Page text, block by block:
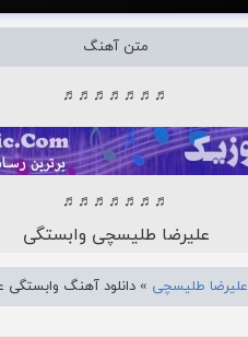
متن آهنگ
♬♬♬♬♬♬♬
♬♬♬♬♬♬♬
علیرضا طلیسچی وابستگی
علیرضا طلیسچی »دانلود آهنگ